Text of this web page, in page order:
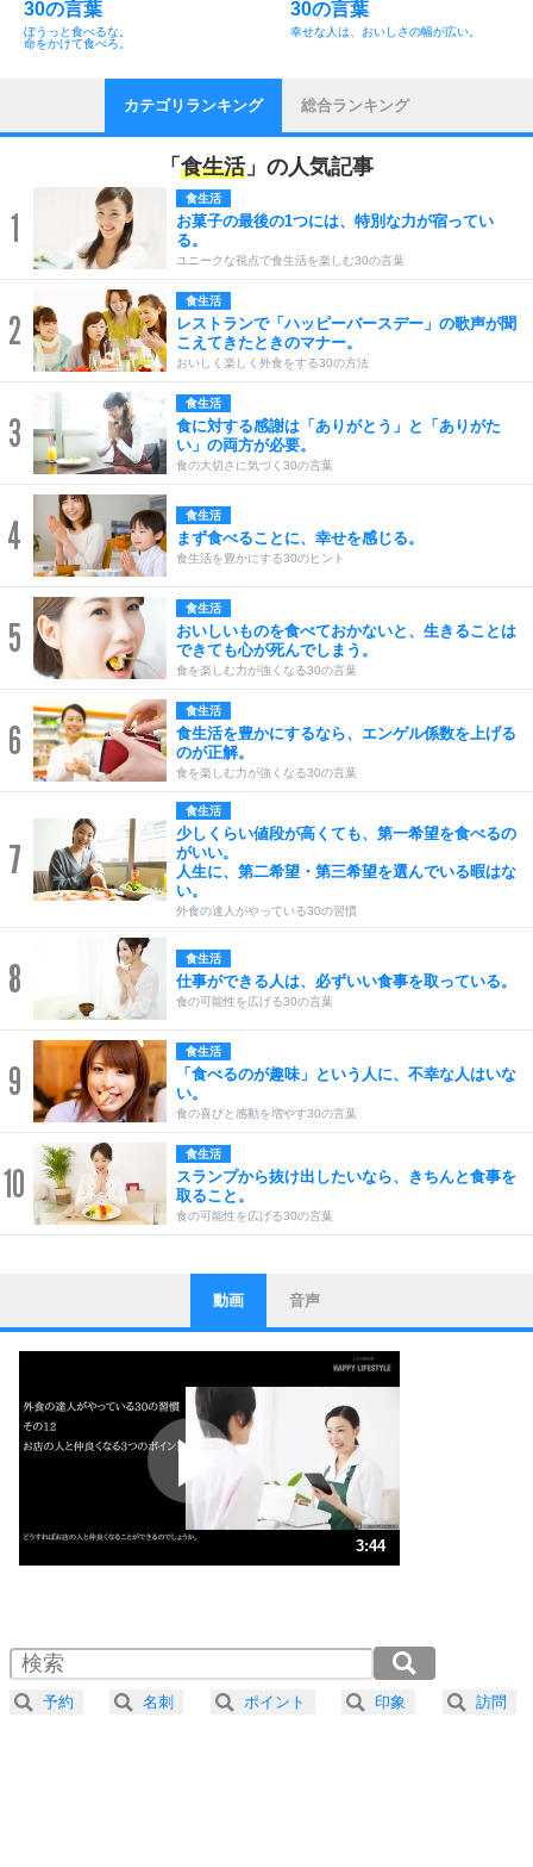
30の言葉
ぼうっと食べるな。
命をかけて食べろ。
30の言葉
幸せな人は、おいしさの幅が広い。
カテゴリランキング 総合ランキング
「 食生活」の人気記事
1
食生活
お菓子の最後の1つには、特別な力が宿ってい
る。
ユニークな視点で食生活を楽しむ30の言葉
2
食生活
レストランで「ハッピーバースデー」の歌声が聞
こえてきたときのマナー。
おいしく楽しく外食をする30の方法
3
食生活
食に対する感謝は「ありがとう」と「ありがた
い」の両方が必要。
食の大切さに気づく30の言葉
4 食生活
まず食べることに、幸せを感じる。
食生活を豊かにする30のヒント
5
食生活
おいしいものを食べておかないと、生きることは
できても心が死んでしまう。
食を楽しむ力が強くなる30の言葉
6
食生活
食生活を豊かにするなら、エンゲル係数を上げる
のが正解。
食を楽しむ力が強くなる30の言葉
7
食生活
少しくらい値段が高くても、第一希望を食べるの
がいい。
人生に、第二希望・第三希望を選んでいる暇はな
い。
外食の達人がやっている30の習慣
8 食生活
仕事ができる人は、必ずいい食事を取っている。
食の可能性を広げる30の言葉
9
食生活
「食べるのが趣味」という人に、不幸な人はいな
い。
食の喜びと感動を増やす30の言葉
10
食生活
スランプから抜け出したいなら、きちんと食事を
取ること。
食の可能性を広げる30の言葉
1
ストレス対策
他人と比べない。
いっそのこと、他人を見ない。
いらいらしない人になる30の方法
プラス思考
ポジティブになれない原因は、行動しないから。
ポジティブ思考になる30の方法
ストレス対策
人生、なんとかなるもの。
気楽に生きる30の方法
4 器の大きい人は、怒りを優しさで表現する。
プラス思考
動画 音声
3:44
2.0倍速 （440KB 1分52秒）
2.5倍速 （352KB 1分29秒）
3.0倍速 （293KB 1分14秒）
予約 名刺 ポイント 印象 訪問